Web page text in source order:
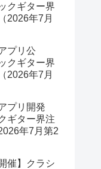
クギター界
2026年7月
プリ公
クギター界
2026年7月
プリ開発
ギター界注
年7月第2
催】クラシ